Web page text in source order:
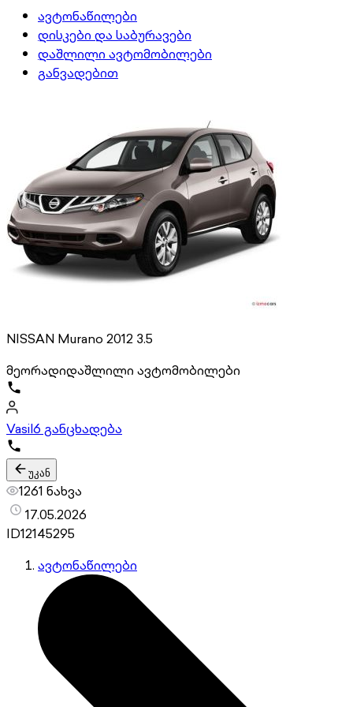
ავტონაწილები
დისკები და საბურავები
დაშლილი ავტომობილები
განვადებით
NISSAN Murano 2012 3.5
მეორადიდაშლილი ავტომობილები
Vasil6 განცხადება
უკან
1261 ნახვა
17.05.2026
ID12145295
ავტონაწილები